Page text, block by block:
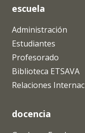
escuela
Administración
Estudiantes
Profesorado
Biblioteca ETSAVA
Relaciones
docencia